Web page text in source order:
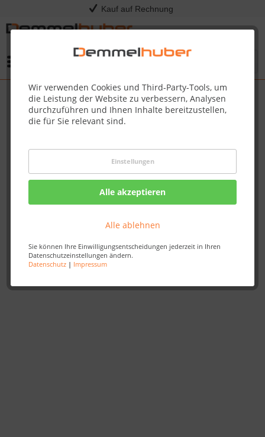
Kauf auf Rechnung
Wir verwenden Cookies und Third-Party-Tools, um
die Leistung der Website zu verbessern, Analysen
durchzuführen und Ihnen Inhalte bereitzustellen,
die für Sie relevant sind.
Einstellungen
Alle akzeptieren
Alle ablehnen
Sie können Ihre Einwilligungsentscheidungen jederzeit in Ihren
Datenschutzeinstellungen ändern.
Datenschutz| Impressum